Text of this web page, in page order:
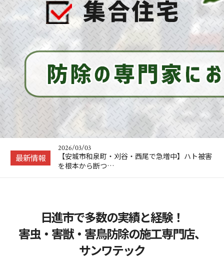
最新情報
2025/07/16
ハト対策の決定版！ご自宅をハトから守って平和
に保つ秘訣とは！
2026/04/23
工場のハト被害、そのまま放置していませんか？
愛知県の製造現…
2026/03/03
【安城市和泉町・刈谷・西尾で急増中】ハト被害
を根本から断つ…
2025/11/21
【ネズミ駆除 を自分で】！？ プロに頼む前に
自分でもできる…
2025/07/16
ハト対策の決定版！ご自宅をハトから守って平和
に保つ秘訣とは！
日進市で多数の実績と経験！
害虫・害獣・害鳥防除の施工専門店、
サンワテック